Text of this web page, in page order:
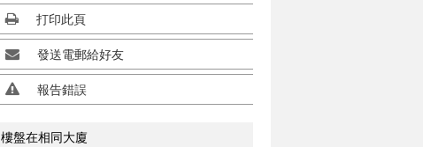
打印此頁
發送電郵給好友
報告錯誤
樓盤在相同大廈